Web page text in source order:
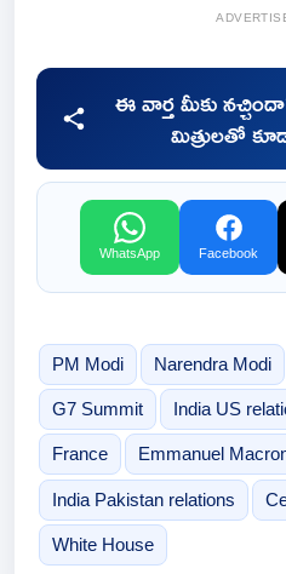
ఈ వార్త మీకు
మిత్రులతో
WhatsApp Facebook
PM Modi Narendra Modi
G7 Summit India US
France Emmanuel
India Pakistan relations
White House